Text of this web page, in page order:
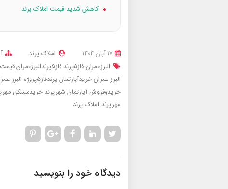
کاهش شدید قیمت املاک پرند
املاک پرند
البرزعمران فاز5پرند
فاز5پرندالبرزعمران قیمت
البرز عمرانخریدآپارتمان پرندفاز5پروژه البرز عمران
خریدوفروش آپارتمان شهرپرند خریدمسکن
مهرپرند املاک پرند
دیدگاه خود را بنویسید